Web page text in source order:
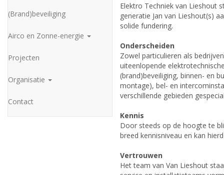
(Brand)beveiliging
Airco en Zonne-energie
Projecten
Organisatie
Contact
Elektro Techniek van Lieshout
generatie Jan van Lieshout(s)
solide fundering.
Onderscheiden
Zowel particulieren als
uiteenlopende
(brand)beveiliging, binnen- en
montage), bel- en
verschillende gebieden
Kennis
Door steeds op de hoogte te
breed kennisniveau en kan
Vertrouwen
Het team van Van Lieshout